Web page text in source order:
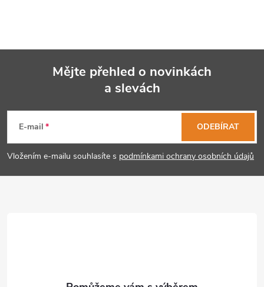
p
a
Mějte přehled o novinkách
a slevách
E-mail
Vložením e-mailu souhlasíte s podmínkami ochrany osobních údajů
ODEBÍRAT